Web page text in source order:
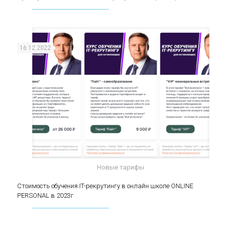
Стоимость обучения IT-рекрутингу в онлайн
Новые тарифы
16.12.2022
Стоимость обучения IT-рекрутингу в онлайн школе ONLINE
PERSONAL в 2023г